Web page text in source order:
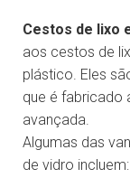
Cestos de lixo
aos cestos de
plástico. Eles
que é fabricado
avançada.
Algumas das
de vidro incluem: